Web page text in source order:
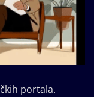
portala.